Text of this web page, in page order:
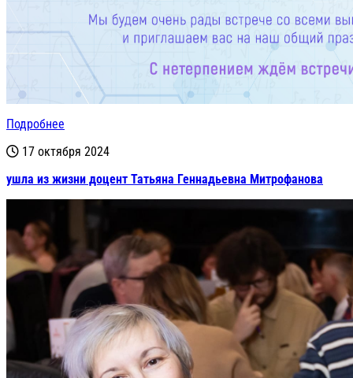
Подробнее
17 октября 2024
ушла из жизни доцент Татьяна Геннадьевна Митрофанова